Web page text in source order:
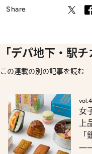
Share
「デパ地下・駅
この連載の別の記事を読む
女
上